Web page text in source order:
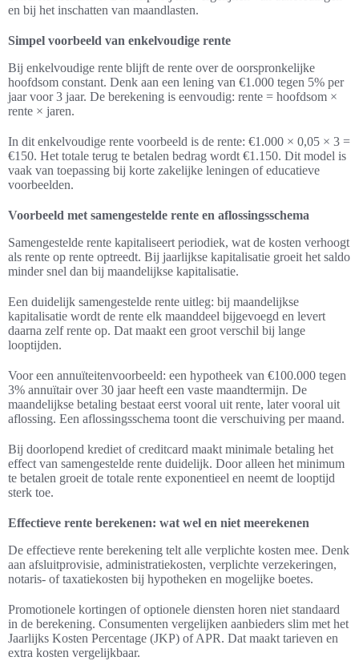
en bij het inschatten van maandlasten.
Simpel voorbeeld van enkelvoudige rente
Bij enkelvoudige rente blijft de rente over de oorspronkelijke
hoofdsom constant. Denk aan een lening van €1.000 tegen 5% per
jaar voor 3 jaar. De berekening is eenvoudig: rente = hoofdsom ×
rente × jaren.
In dit enkelvoudige rente voorbeeld is de rente: €1.000 × 0,05 × 3 =
€150. Het totale terug te betalen bedrag wordt €1.150. Dit model is
vaak van toepassing bij korte zakelijke leningen of educatieve
voorbeelden.
Voorbeeld met samengestelde rente en aflossingsschema
Samengestelde rente kapitaliseert periodiek, wat de kosten verhoogt
als rente op rente optreedt. Bij jaarlijkse kapitalisatie groeit het saldo
minder snel dan bij maandelijkse kapitalisatie.
Een duidelijk samengestelde rente uitleg: bij maandelijkse
kapitalisatie wordt de rente elk maanddeel bijgevoegd en levert
daarna zelf rente op. Dat maakt een groot verschil bij lange
looptijden.
Voor een annuïteitenvoorbeeld: een hypotheek van €100.000 tegen
3% annuïtair over 30 jaar heeft een vaste maandtermijn. De
maandelijkse betaling bestaat eerst vooral uit rente, later vooral uit
aflossing. Een aflossingsschema toont die verschuiving per maand.
Bij doorlopend krediet of creditcard maakt minimale betaling het
effect van samengestelde rente duidelijk. Door alleen het minimum
te betalen groeit de totale rente exponentieel en neemt de looptijd
sterk toe.
Effectieve rente berekenen: wat wel en niet meerekenen
De effectieve rente berekening telt alle verplichte kosten mee. Denk
aan afsluitprovisie, administratiekosten, verplichte verzekeringen,
notaris- of taxatiekosten bij hypotheken en mogelijke boetes.
Promotionele kortingen of optionele diensten horen niet standaard
in de berekening. Consumenten vergelijken aanbieders slim met het
Jaarlijks Kosten Percentage (JKP) of APR. Dat maakt tarieven en
extra kosten vergelijkbaar.